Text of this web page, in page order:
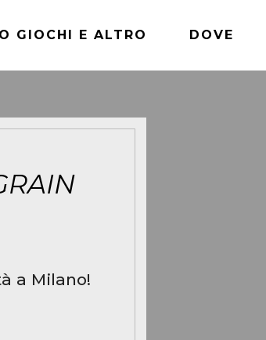
GIOCHI E ALTRO DOVE
a Milano!